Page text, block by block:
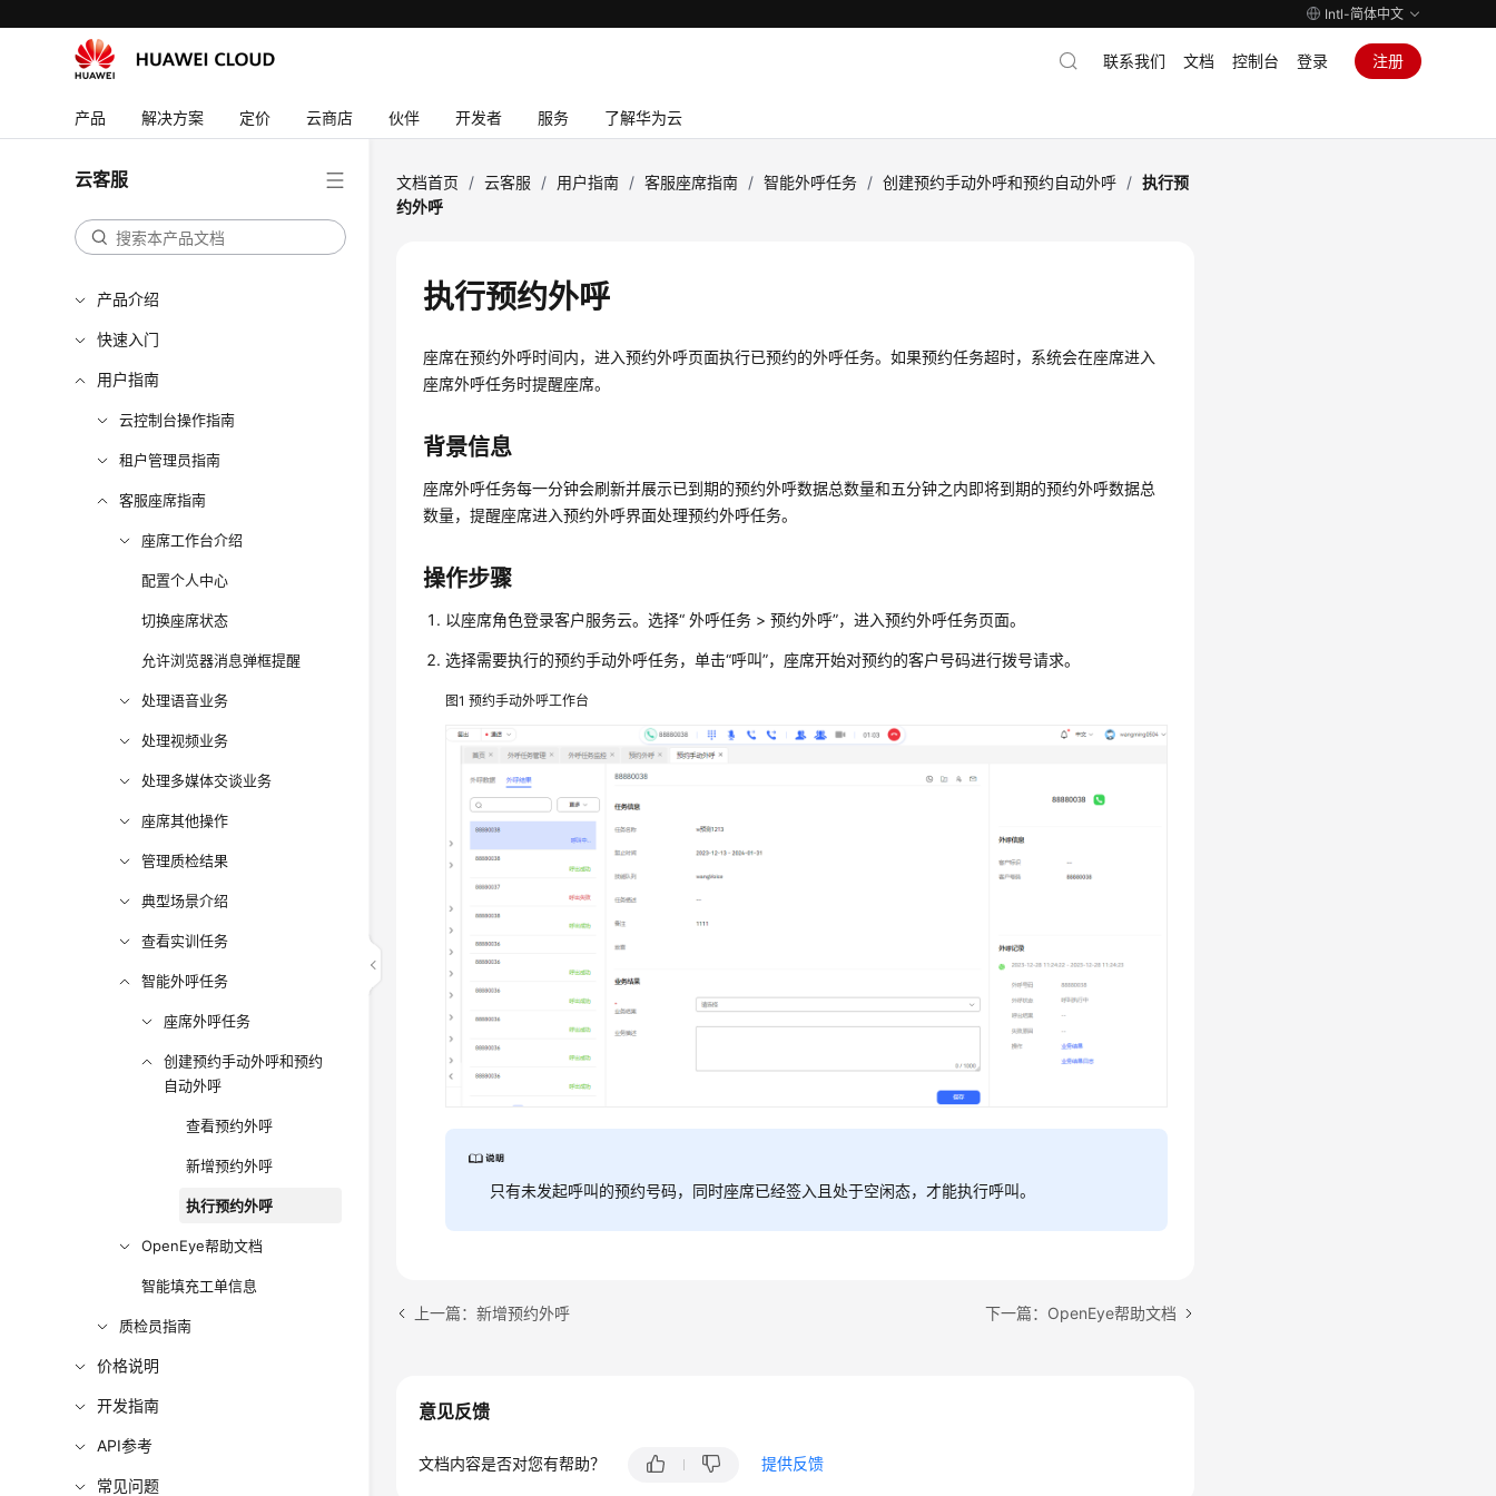
Intl-简体中文
产品 解决方案 定价 云商店 伙伴 开发者 服务 了解华为云
联系我们 文档 控制台 登录 注册
云客服
产品介绍
快速入门
用户指南
云控制台操作指南
租户管理员指南
客服座席指南
座席工作台介绍
配置个人中心
切换座席状态
允许浏览器消息弹框提醒
处理语音业务
处理视频业务
处理多媒体交谈业务
座席其他操作
管理质检结果
典型场景介绍
查看实训任务
智能外呼任务
座席外呼任务
创建预约手动外呼和预约
自动外呼
查看预约外呼
新增预约外呼
执行预约外呼
OpenEye帮助文档
智能填充工单信息
质检员指南
价格说明
开发指南
API参考
常见问题
文档首页 / 云客服 / 用户指南 / 客服座席指南 / 智能外呼任务 / 创建预约手动外呼和预约自动外呼 / 执行预
约外呼
执行预约外呼
座席在预约外呼时间内，进入预约外呼页面执行已预约的外呼任务。如果预约任务超时，系统会在座席进入
座席外呼任务时提醒座席。
背景信息
座席外呼任务每一分钟会刷新并展示已到期的预约外呼数据总数量和五分钟之内即将到期的预约外呼数据总
数量，提醒座席进入预约外呼界面处理预约外呼任务。
操作步骤
以座席角色登录客户服务云。选择“ 外呼任务 > 预约外呼”，进入预约外呼任务页面。
选择需要执行的预约手动外呼任务，单击“呼叫”，座席开始对预约的客户号码进行拨号请求。
图1预约手动外呼工作台
只有未发起呼叫的预约号码，同时座席已经签入且处于空闲态，才能执行呼叫。
上一篇：新增预约外呼 下一篇：OpenEye帮助文档
意见反馈
文档内容是否对您有帮助？ 提供反馈